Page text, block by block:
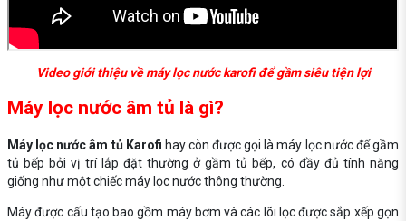
Video giới thiệu về máy lọc nước karofi để gầm siêu tiện lợi
Máy lọc nước âm tủ là gì?
Máy lọc nước âm tủ Karofi hay còn được gọi là máy lọc nước để gầm
tủ bếp bởi vị trí lắp đặt thường ở gầm tủ bếp, có đầy đủ tính năng
giống như một chiếc máy lọc nước thông thường.
Máy được cấu tạo bao gồm máy bơm và các lõi lọc được sắp xếp gọn